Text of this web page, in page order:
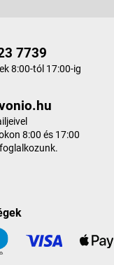
7739
8:00-tól 17:00-ig
8:00 és 17:00